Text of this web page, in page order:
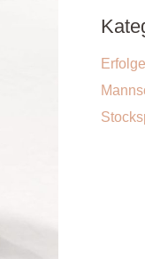
Erfolge